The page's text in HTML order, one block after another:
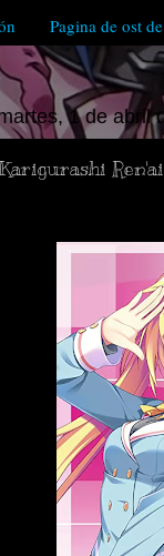
Pagina de ost
1 de abril
Ren'ai